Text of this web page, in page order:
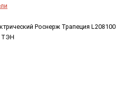
Роснерж Трапеция L208100
ТЭН